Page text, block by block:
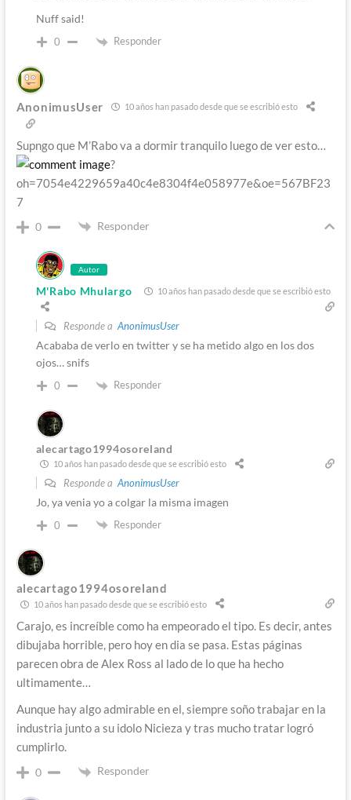
Nuff said!
0 Responder
AnonimusUser 10 años han pasado desde que se escribió esto
Supngo que M’Rabo va a dormir tranquilo luego de ver esto…
?
oh=7054e4229659a40c4e8304f4e058977e&oe=567BF23
7
0 Responder
Autor
M'Rabo Mhulargo 10 años han pasado desde que se escribió esto
Responde a AnonimusUser
Acababa de verlo en twitter y se ha metido algo en los dos
ojos… snifs
0 Responder
alecartago1994osoreland
10 años han pasado desde que se escribió esto
Responde a AnonimusUser
Jo, ya venia yo a colgar la misma imagen
0 Responder
alecartago1994osoreland
10 años han pasado desde que se escribió esto
Carajo, es increíble como ha empeorado el tipo. Es decir, antes
dibujaba horrible, pero hoy en dia se pasa. Estas páginas
parecen obra de Alex Ross al lado de lo que ha hecho
ultimamente…
Aunque hay algo admirable en el, siempre soño trabajar en la
industria junto a su idolo Nicieza y tras mucho tratar logró
cumplirlo.
0 Responder